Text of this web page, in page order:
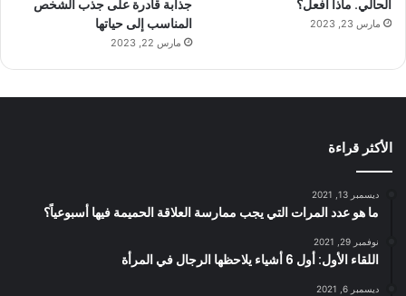
الحالي. ماذا أفعل؟
مارس 23, 2023
جذابة قادرة على جذب الشخص
المناسب إلى حياتها
مارس 22, 2023
الأكثر قراءة
ديسمبر 13, 2021
ما هو عدد المرات التي يجب ممارسة العلاقة الحميمة فيها أسبوعياً؟
نوفمبر 29, 2021
اللقاء الأول: أول 6 أشياء يلاحظها الرجال في المرأة
ديسمبر 6, 2021